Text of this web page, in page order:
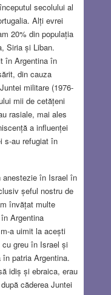
secolului al
Alți evrei
20% din populația
Siria și Liban.
în Argentina în
din cauza
militare (1976-
mii de cetățeni
rasiale, mai ales
a influenței
s-au refugiat în
anestezie în Israel în
șeful nostru de
învățat multe
Argentina
a uimit la acești
greu în Israel și
patria Argentina.
idiș și ebraica, erau
căderea Juntei